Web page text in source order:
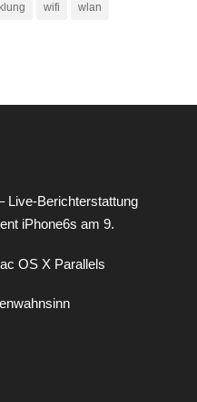
wifi wlan
Live-Berichterstattung
iPhone6s am 9.
OS X Parallels